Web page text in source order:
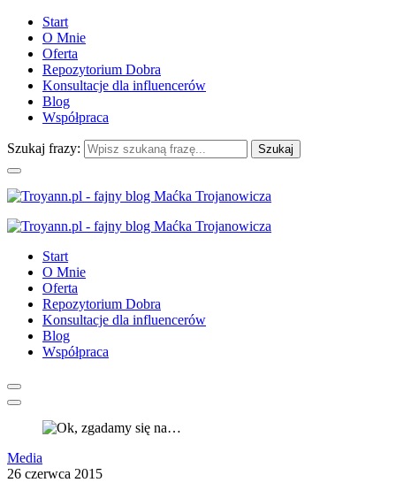
Start
O Mnie
Oferta
Repozytorium Dobra
Konsultacje dla influencerów
Blog
Współpraca
Szukaj frazy:
Start
O Mnie
Oferta
Repozytorium Dobra
Konsultacje dla influencerów
Blog
Współpraca
Media
26 czerwca 2015